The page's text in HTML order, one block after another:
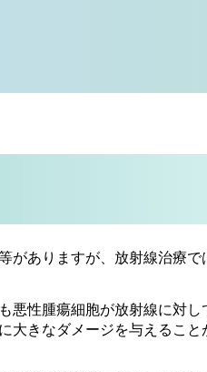
がありますが、放射線治療で
悪性腫瘍細胞が放射線に対し
大きなダメージを与えること